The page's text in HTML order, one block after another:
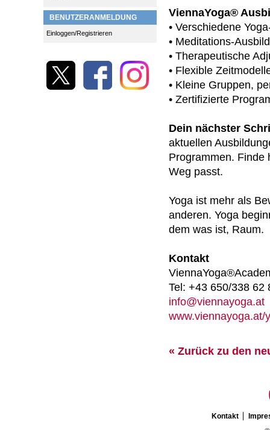
BENUTZERANMELDUNG
Einloggen/Registrieren
ViennaYoga®
• Verschiedene
• Meditations-
• Therapeutische
• Flexible
• Kleine Gruppen,
• Zertifizierte
Dein nächster
aktuellen
Programmen. Finde
Weg passt.
Yoga ist mehr als
anderen. Yoga
dem was ist, Raum.
Kontakt
Tel: +43 650/338 62
info@viennayoga.at
www.viennayoga.at/
« Zurück zu den
Kontakt